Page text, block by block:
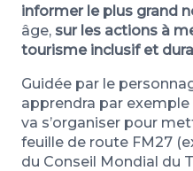
informer le plus grand
âge, sur les actions à
tourisme inclusif et
Guidée par le
apprendra par
va s’organiser pour
feuille de route FM27
du Conseil Mondial du